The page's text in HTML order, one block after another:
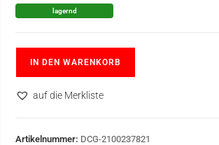
lagernd
IN DEN WARENKORB
auf die Merkliste
Artikelnummer: DCG-2100237821